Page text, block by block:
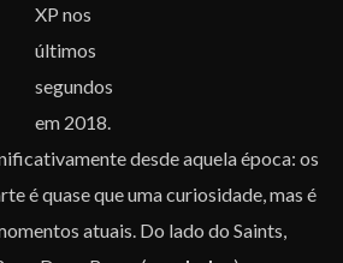
XP nos
últimos
segundos
em 2018.
desde aquela época: os
é quase que uma curiosidade, mas é
atuais. Do lado do Saints,